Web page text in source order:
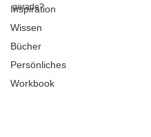
Inspiration
Wissen
Bücher
Persönliches
Workbook
gerade?